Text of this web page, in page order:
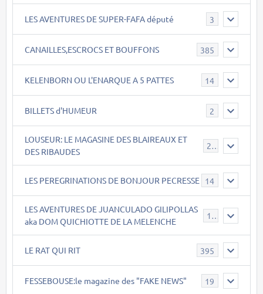
LES AVENTURES DE SUPER-FAFA député 3
CANAILLES,ESCROCS ET BOUFFONS 385
KELENBORN OU L'ENARQUE A 5 PATTES 14
BILLETS d'HUMEUR 2
LOUSEUR: LE MAGASINE DES BLAIREAUX ET
DES RIBAUDES
21
LES PEREGRINATIONS DE BONJOUR PECRESSE 14
LES AVENTURES DE JUANCULADO GILIPOLLAS
aka DOM QUICHIOTTE DE LA MELENCHE
119
LE RAT QUI RIT 395
FESSEBOUSE:le magazine des "FAKE NEWS" 19